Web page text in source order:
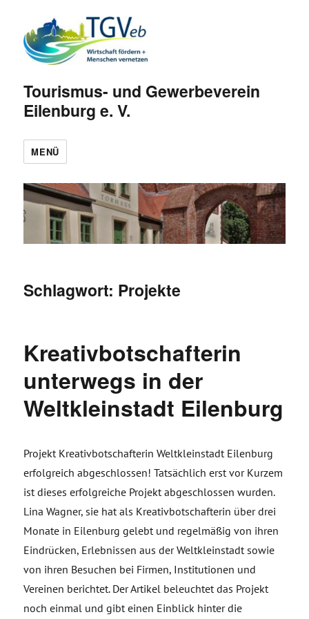
Tourismus- und Gewerbeverein
Eilenburg e. V.
MENÜ
Schlagwort: Projekte
Kreativbotschafterin
unterwegs in der
Weltkleinstadt Eilenburg
Projekt Kreativbotschafterin Weltkleinstadt Eilenburg
erfolgreich abgeschlossen! Tatsächlich erst vor Kurzem
ist dieses erfolgreiche Projekt abgeschlossen wurden.
Lina Wagner, sie hat als Kreativbotschafterin über drei
Monate in Eilenburg gelebt und regelmäßig von ihren
Eindrücken, Erlebnissen aus der Weltkleinstadt sowie
von ihren Besuchen bei Firmen, Institutionen und
Vereinen berichtet. Der Artikel beleuchtet das Projekt
noch einmal und gibt einen Einblick hinter die